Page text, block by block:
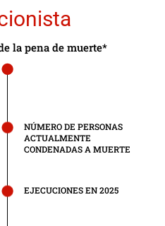
la pena de muerte*
NÚMERO DE PERSONAS
ACTUALMENTE
CONDENADAS A MUERTE
EJECUCIONES EN 2025